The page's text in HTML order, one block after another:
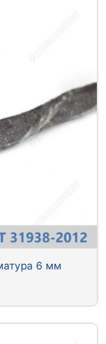
6 мм